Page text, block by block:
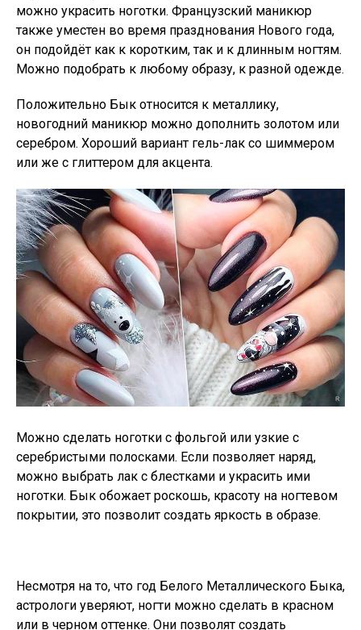
можно украсить ноготки. Французский маникюр
также уместен во время празднования Нового года,
он подойдёт как к коротким, так и к длинным ногтям.
Можно подобрать к любому образу, к разной одежде.
Положительно Бык относится к металлику,
новогодний маникюр можно дополнить золотом или
серебром. Хороший вариант гель-лак со шиммером
или же с глиттером для акцента.
Можно сделать ноготки с фольгой или узкие с
серебристыми полосками. Если позволяет наряд,
можно выбрать лак с блестками и украсить ими
ноготки. Бык обожает роскошь, красоту на ногтевом
покрытии, это позволит создать яркость в образе.
Несмотря на то, что год Белого Металлического Быка,
астрологи уверяют, ногти можно сделать в красном
или в черном оттенке. Они позволят создать